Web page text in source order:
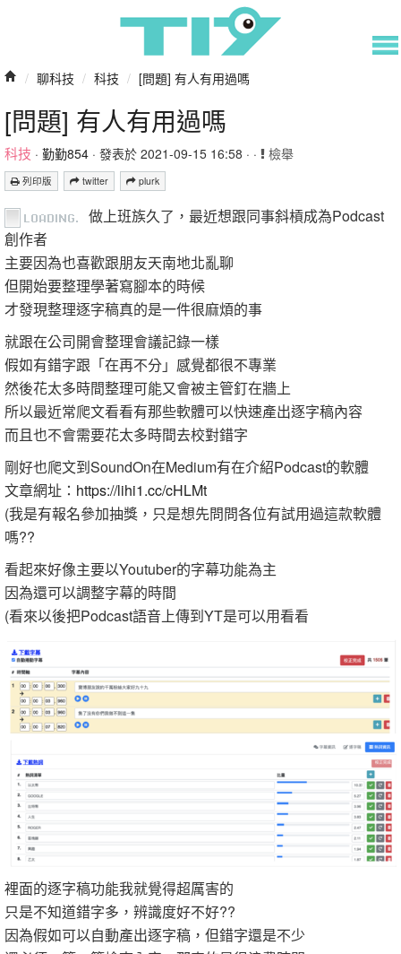
/ 聊科技 / 科技 / [問題] 有人有用過嗎
[問題] 有人有用過嗎
科技 · 勤勤854 · 發表於 2021-09-15 16:58 · · 檢舉
列印版 twitter plurk
做上班族久了，最近想跟同事斜槓成為Podcast
創作者
主要因為也喜歡跟朋友天南地北亂聊
但開始要整理學著寫腳本的時候
才發現整理逐字稿真的是一件很麻煩的事
就跟在公司開會整理會議記錄一樣
假如有錯字跟「在再不分」感覺都很不專業
然後花太多時間整理可能又會被主管釘在牆上
所以最近常爬文看看有那些軟體可以快速產出逐字稿內容
而且也不會需要花太多時間去校對錯字
剛好也爬文到SoundOn在Medium有在介紹Podcast的軟體
文章網址： https://lihi1.cc/cHLMt
(我是有報名參加抽獎，只是想先問問各位有試用過這款軟體
嗎??
看起來好像主要以Youtuber的字幕功能為主
因為還可以調整字幕的時間
(看來以後把Podcast語音上傳到YT是可以用看看
裡面的逐字稿功能我就覺得超厲害的
只是不知道錯字多，辨識度好不好??
因為假如可以自動產出逐字稿，但錯字還是不少